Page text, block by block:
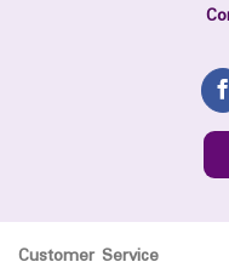
Customer Service